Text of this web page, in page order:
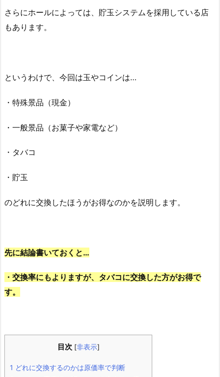
さらにホールによっては、貯玉システムを採用している店
もあります。
というわけで、今回は玉やコインは…
・特殊景品（現金）
・一般景品（お菓子や家電など）
・タバコ
・貯玉
のどれに交換したほうがお得なのかを説明します。
先に結論書いておくと…
・交換率にもよりますが、タバコに交換した方がお得で
す。
目次 [非表示]
1 どれに交換するのかは原価率で判断